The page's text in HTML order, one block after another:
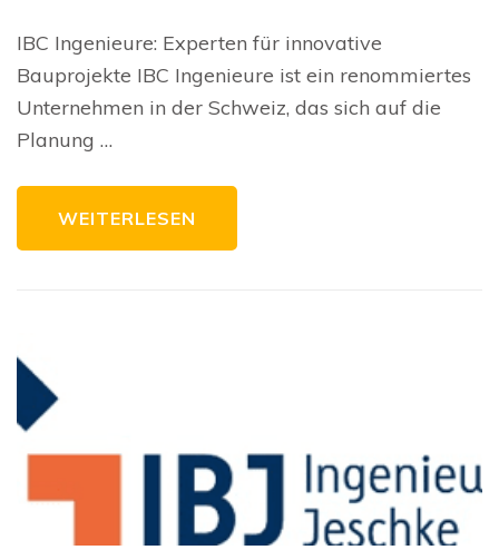
IBC Ingenieure: Experten für innovative
Bauprojekte IBC Ingenieure ist ein renommiertes
Unternehmen in der Schweiz, das sich auf die
Planung …
WEITERLESEN